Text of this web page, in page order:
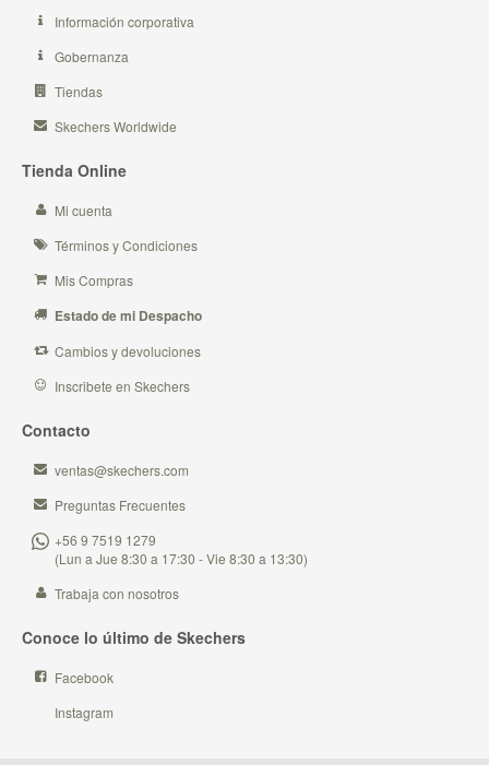
Información corporativa
Gobernanza
Tiendas
Skechers Worldwide
Tienda Online
Mi cuenta
Términos y Condiciones
Mis Compras
Estado de mi Despacho
Cambios y devoluciones
Inscribete en Skechers
Contacto
ventas@skechers.com
Preguntas Frecuentes
+56 9 7519 1279
(Lun a Jue 8:30 a 17:30 - Vie 8:30 a 13:30)
Trabaja con nosotros
Conoce lo último de Skechers
Facebook
Instagram